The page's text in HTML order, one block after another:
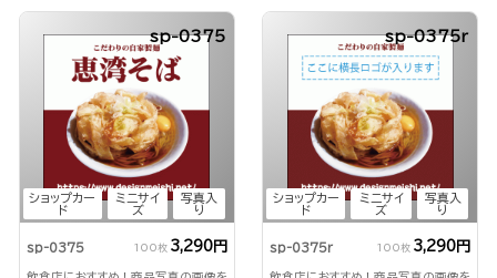
ショップカー
ド
ミニサイ
ズ
写真入
り
sp-0375
sp-0375 100枚 3,290円
ショップカー
ド
ミニサイ
ズ
写真入
り
sp-0375r
sp-0375r 100枚 3,290円